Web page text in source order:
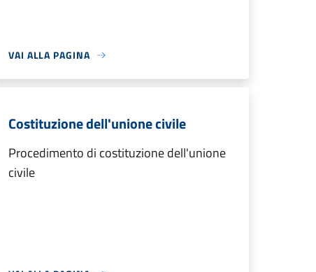
VAI ALLA PAGINA
Costituzione dell'unione civile
Procedimento di costituzione dell'unione
civile